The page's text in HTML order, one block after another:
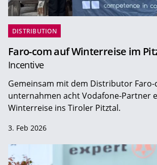
DISTRIBUTION
Faro-com auf Winterreise im
Incentive
Gemeinsam mit dem Distributor Faro-
unternahmen acht Vodafone-Partner
Winterreise ins Tiroler Pitztal.
3. Feb 2026